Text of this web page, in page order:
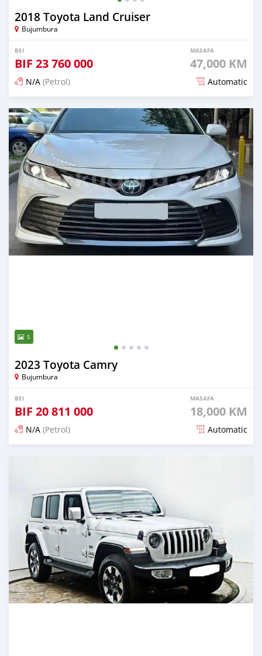
2018 Toyota Land Cruiser
Bujumbura
BEI
BIF 23 760 000
MASAFA
47,000 KM
N/A (Petrol) Automatic
Ilitangazwa siku 22 iliopita
5
2023 Toyota Camry
Bujumbura
BEI
BIF 20 811 000
MASAFA
18,000 KM
N/A (Petrol) Automatic